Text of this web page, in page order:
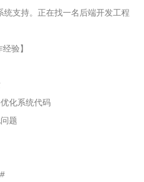
支持。正在找一名后端开发工程
验】
化系统代码
题